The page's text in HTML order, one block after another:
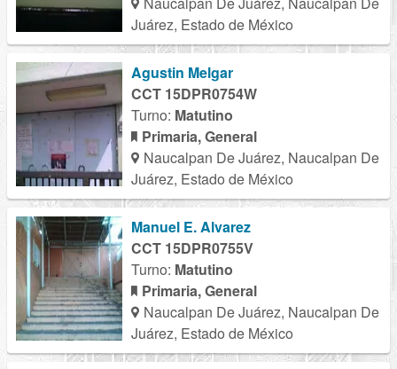
Juárez, Estado de México
Agustin Melgar
CCT 15DPR0754W
Turno: Matutino
Primaria, General
Naucalpan De Juárez, Naucalpan De
Juárez, Estado de México
Manuel E. Alvarez
CCT 15DPR0755V
Turno: Matutino
Primaria, General
Naucalpan De Juárez, Naucalpan De
Juárez, Estado de México